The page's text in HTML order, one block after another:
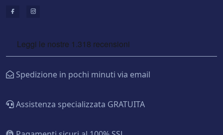
Spedizione in pochi minuti via email
Assistenza specializzata GRATUITA